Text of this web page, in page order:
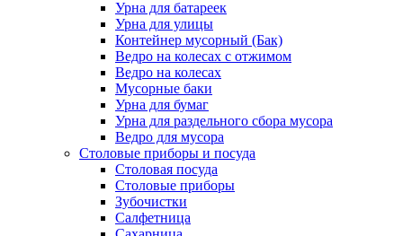
Урна для батареек
Урна для улицы
Контейнер мусорный (Бак)
Ведро на колесах с отжимом
Ведро на колесах
Мусорные баки
Урна для бумаг
Урна для раздельного сбора мусора
Ведро для мусора
Столовые приборы и посуда
Столовая посуда
Столовые приборы
Зубочистки
Салфетница